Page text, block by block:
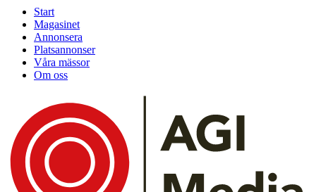
Start
Magasinet
Annonsera
Platsannonser
Våra mässor
Om oss